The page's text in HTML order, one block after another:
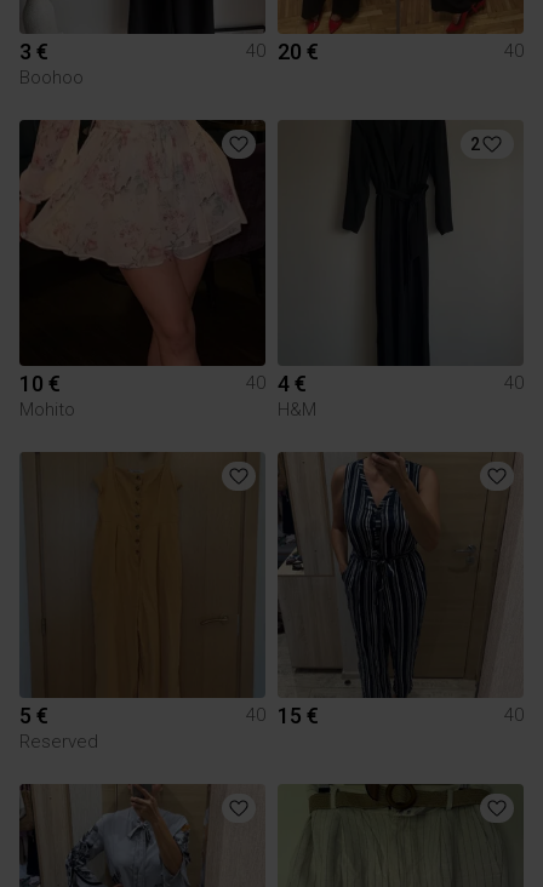
3 €
40
Boohoo
20 € 40
10 €
40
Mohito
2
4 €
40
H&M
5 €
40
Reserved
15 € 40